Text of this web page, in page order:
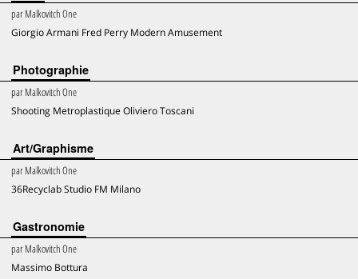
parMalkovitch One
Giorgio Armani Fred Perry Modern Amusement
Photographie
parMalkovitch One
Shooting Metroplastique Oliviero Toscani
Art/Graphisme
parMalkovitch One
36Recyclab Studio FM Milano
Gastronomie
parMalkovitch One
Massimo Bottura